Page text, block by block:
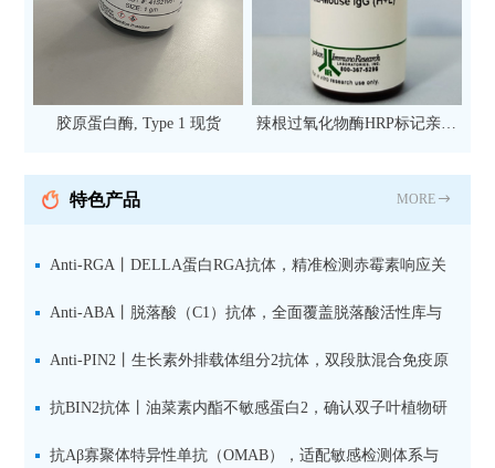
胶原蛋白酶, Type 1 现货
辣根过氧化物酶HRP标记亲和
抗 现货
特色产品 MORE
Anti-RGA丨DELLA蛋白RGA抗体，精准检测赤霉素响应关
键抑制因子
Anti-ABA丨脱落酸（C1）抗体，全面覆盖脱落酸活性库与
储存库
Anti-PIN2丨生长素外排载体组分2抗体，双段肽混合免疫原
设计方案
抗BIN2抗体丨油菜素内酯不敏感蛋白2，确认双子叶植物研
究数据特异性
抗Aβ寡聚体特异性单抗（OMAB），适配敏感检测体系与